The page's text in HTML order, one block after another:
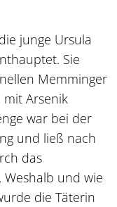
junge Ursula
Sie
Memminger
mit Arsenik
war bei der
und ließ nach
das
Weshalb und wie
die Täterin